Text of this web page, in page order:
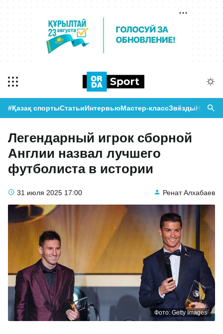
#Қазақ спортыСтатьиИнтервьюМастер-классЗвёзды
Легендарный игрок сборной
Англии назвал лучшего
футболиста в истории
31 июля 2025 17:00 Ренат Алхабаев
Фото: Getty Images